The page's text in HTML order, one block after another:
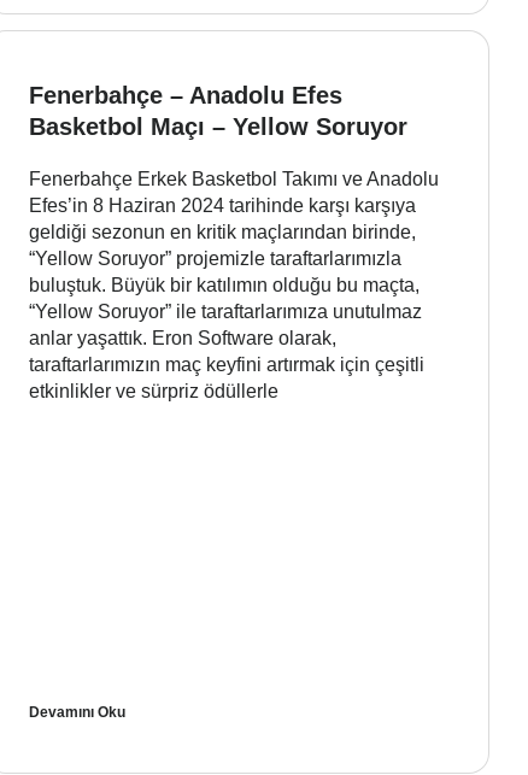
Fenerbahçe – Anadolu Efes
Basketbol Maçı – Yellow Soruyor
Fenerbahçe Erkek Basketbol Takımı ve Anadolu
Efes’in 8 Haziran 2024 tarihinde karşı karşıya
geldiği sezonun en kritik maçlarından birinde,
“Yellow Soruyor” projemizle taraftarlarımızla
buluştuk. Büyük bir katılımın olduğu bu maçta,
“Yellow Soruyor” ile taraftarlarımıza unutulmaz
anlar yaşattık. Eron Software olarak,
taraftarlarımızın maç keyfini artırmak için çeşitli
etkinlikler ve sürpriz ödüllerle
Devamını Oku